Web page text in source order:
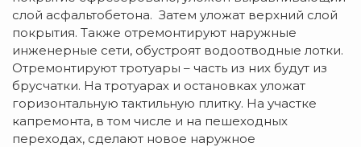
слой асфальтобетона. Затем уложат верхний слой
покрытия. Также отремонтируют наружные
инженерные сети, обустроят водоотводные лотки.
Отремонтируют тротуары – часть из них будут из
брусчатки. На тротуарах и остановках уложат
горизонтальную тактильную плитку. На участке
капремонта, в том числе и на пешеходных
переходах, сделают новое наружное